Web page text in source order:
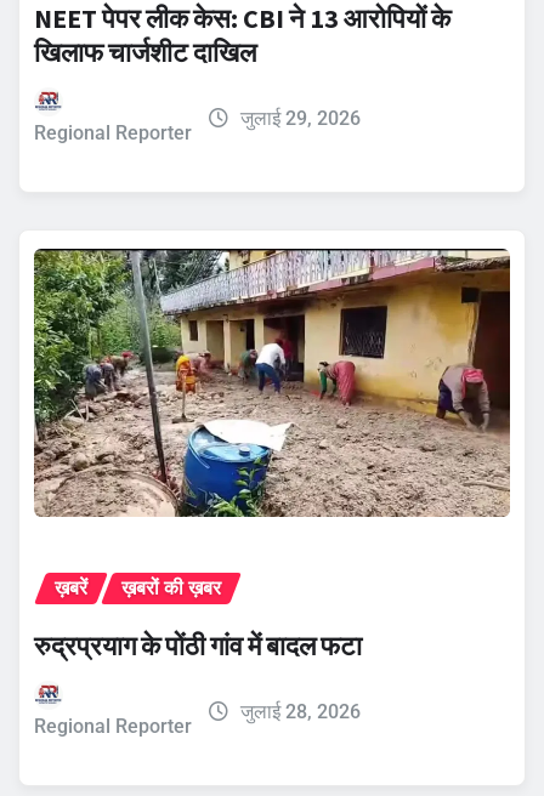
NEET पेपर लीक केस: CBI ने 13 आरोपियों के
खिलाफ चार्जशीट दाखिल
Regional Reporter
जुलाई 29, 2026
ख़बरें ख़बरों की ख़बर
रुद्रप्रयाग के पोंठी गांव में बादल फटा
Regional Reporter
जुलाई 28, 2026